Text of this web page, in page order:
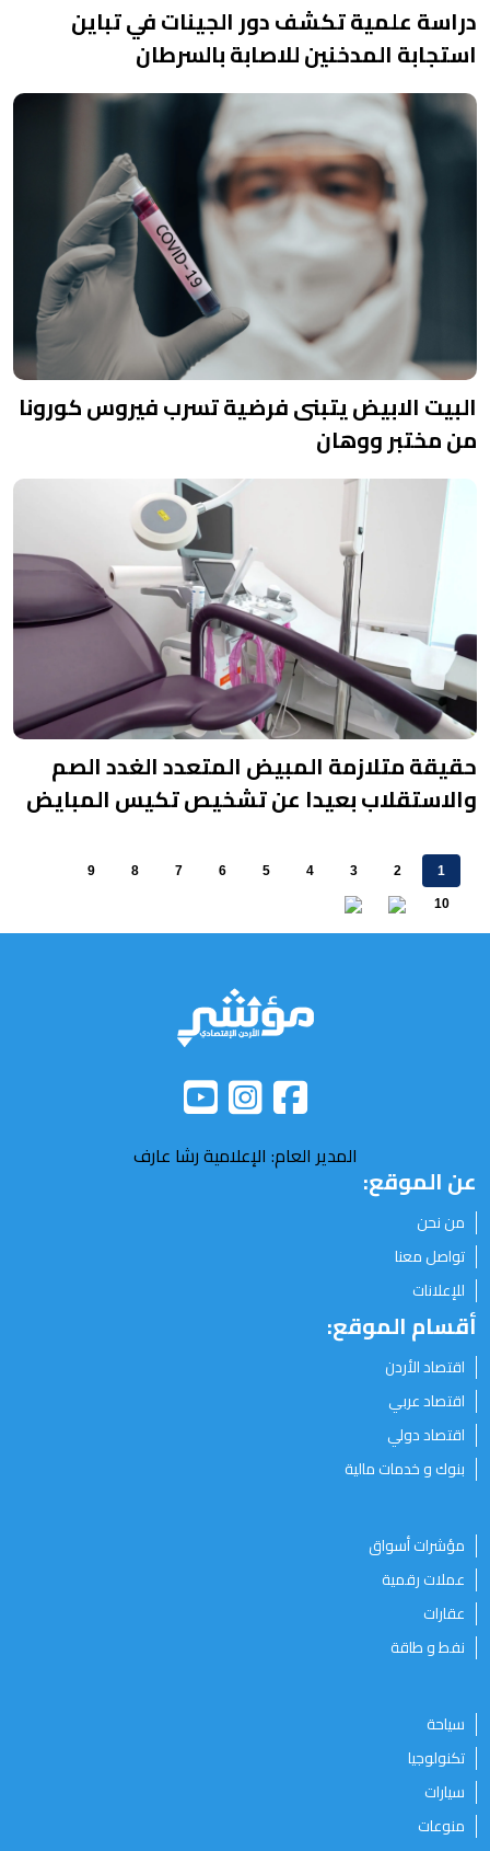
دراسة علمية تكشف دور الجينات في تباين
استجابة المدخنين للاصابة بالسرطان
البيت الابيض يتبنى فرضية تسرب فيروس كورونا
من مختبر ووهان
حقيقة متلازمة المبيض المتعدد الغدد الصم
والاستقلاب بعيدا عن تشخيص تكيس المبايض
1
2
3
4
5
6
7
8
9
10
المدير العام: الإعلامية رشا عارف
عن الموقع:
من نحن
تواصل معنا
للإعلانات
أقسام الموقع:
اقتصاد الأردن
اقتصاد عربي
اقتصاد دولي
بنوك و خدمات مالية
مؤشرات أسواق
عملات رقمية
عقارات
نفط و طاقة
سياحة
تكنولوجيا
سيارات
منوعات